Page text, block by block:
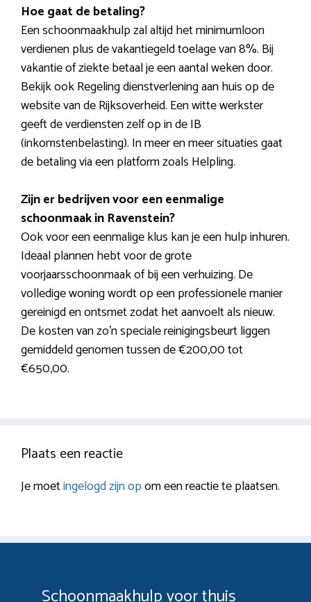
Hoe gaat de betaling?
Een schoonmaakhulp zal altijd het minimumloon
verdienen plus de vakantiegeld toelage van 8%. Bij
vakantie of ziekte betaal je een aantal weken door.
Bekijk ook Regeling dienstverlening aan huis op de
website van de Rijksoverheid. Een witte werkster
geeft de verdiensten zelf op in de IB
(inkomstenbelasting). In meer en meer situaties gaat
de betaling via een platform zoals Helpling.
Zijn er bedrijven voor een eenmalige
schoonmaak in Ravenstein?
Ook voor een eenmalige klus kan je een hulp inhuren.
Ideaal plannen hebt voor de grote
voorjaarsschoonmaak of bij een verhuizing. De
volledige woning wordt op een professionele manier
gereinigd en ontsmet zodat het aanvoelt als nieuw.
De kosten van zo’n speciale reinigingsbeurt liggen
gemiddeld genomen tussen de €200,00 tot
€650,00.
Plaats een reactie
Je moetingelogd zijn opom een reactie te plaatsen.